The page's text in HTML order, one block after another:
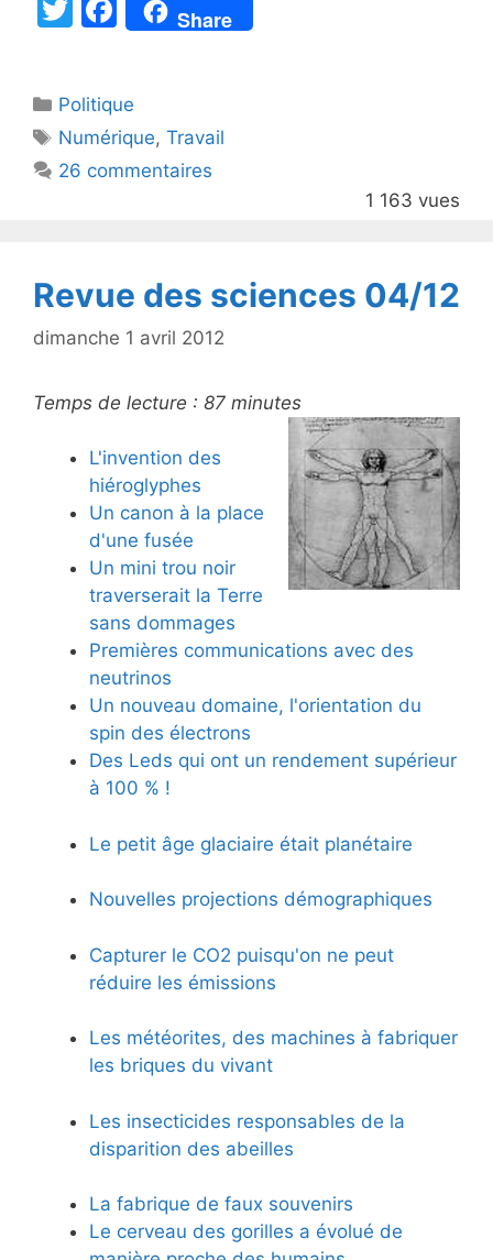
T
er
F
a
e
b
o
Share
Catégories
Politique
Étiquettes
Numérique,Travail
26 commentaires
1 163 vues
Revue des sciences 04/12
dimanche 1 avril 2012
Temps de lecture : 87 minutes
L'invention des
hiéroglyphes
Un canon à la place
d'une fusée
Un mini trou noir
traverserait la Terre
sans dommages
Premières communications avec des
neutrinos
Un nouveau domaine, l'orientation du
spin des électrons
Des Leds qui ont un rendement supérieur
à 100 % !
Le petit âge glaciaire était planétaire
Nouvelles projections démographiques
Capturer le CO2 puisqu'on ne peut
réduire les émissions
Les météorites, des machines à fabriquer
les briques du vivant
Les insecticides responsables de la
disparition des abeilles
La fabrique de faux souvenirs
Le cerveau des gorilles a évolué de